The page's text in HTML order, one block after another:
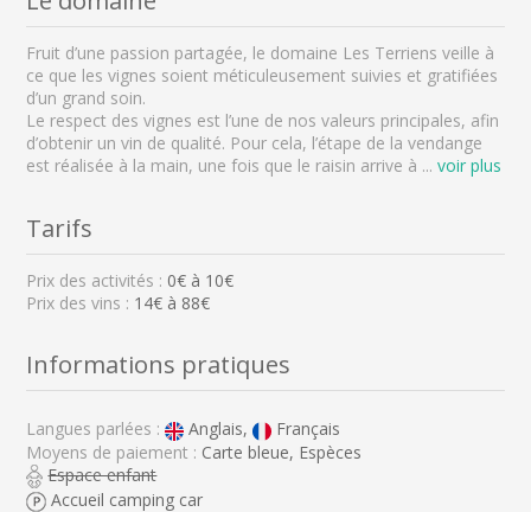
Fruit d’une passion partagée, le domaine Les Terriens veille à
ce que les vignes soient méticuleusement suivies et gratifiées
d’un grand soin.
Le respect des vignes est l’une de nos valeurs principales, afin
d’obtenir un vin de qualité. Pour cela, l’étape de la vendange
est réalisée à la main, une fois que le raisin arrive à ... voir plus
Tarifs
Prix des activités : 0€ à 10€
Prix des vins : 14€ à 88€
Informations pratiques
Langues parlées : Anglais,
Français
Moyens de paiement : Carte bleue, Espèces
Espace enfant
Accueil camping car